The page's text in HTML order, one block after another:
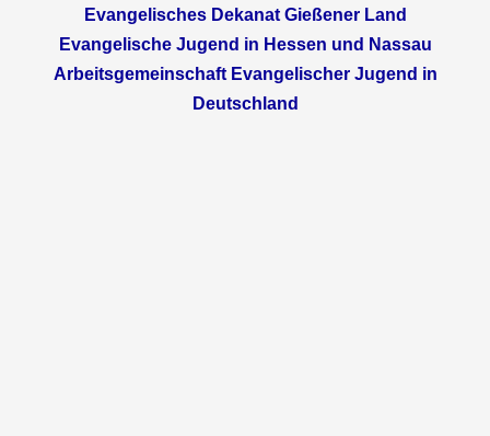
Evangelisches Dekanat Gießener Land
Evangelische Jugend in Hessen und Nassau
Arbeitsgemeinschaft Evangelischer Jugend in
Deutschland